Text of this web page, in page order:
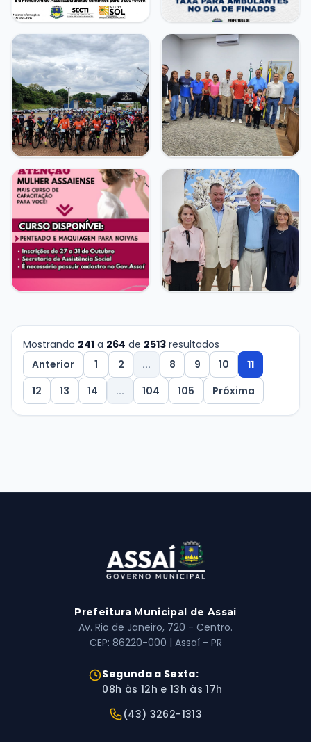
Mostrando 241 a 264 de 2513 resultados
Anterior
1 2 ... 8 9 10
11
12
13 14 ... 104 105 Próxima
Prefeitura Municipal de Assaí
Av. Rio de Janeiro, 720 - Centro.
CEP: 86220-000 | Assaí - PR
Horário de Atendimento:
Segunda a Sexta:
08h às 12h e 13h às 17h
Telefone:
(43) 3262-1313